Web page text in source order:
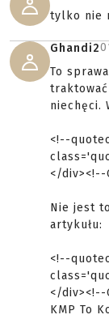
tylko nie
Ghandi2
To
niechęci.
<!--
</div><!--
Nie jest
artykułu:
<!--
</div><!--
KMP To